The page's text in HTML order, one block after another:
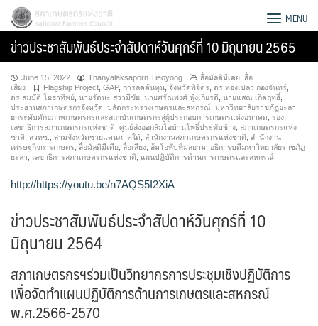
Skip
content
Search
for:
สภาเกษตรกรแห่งชาติ MENU
ข่าวประชาสัมพันธ์ประจำสัปดาห์วันศุกร์ที่ 10 มิถุนายน 2565
June 15, 2022 Thanyalaksaporn Tieoyong สื่อมัลติมีเดย สื่อ
เสียง
Flagship Project GAP, การลดต้นทุน จังหวัดพิจิตร ดร.ทองเปลว กองจันทร์
ดร.สมบัติ โยธาทิพย์ นายรัตนะ สวามีชัย นายศรัณพงศ์ ฟุ้งเกียรติ นายแสณ เกิดฤทธิ์
ประธานสภาเกษตรกรจังหวัด ปลัดกระทรวงเกษตรและสหกรณ์ มหาวิทยาลัยราชภัฏยะลา
ยกระดับศักยภาพเกษตรกรและสถาบันเกษตรกรสู่ผู้ประกอบการเกษตรแห่งอนาคต รอง
เลขาธิการสภาเกษตรกรแห่งชาติ ศูนย์ส่งออกส้มโอบ้านโพธิ์ประทับช้าง สภาเกษตรกรแห่ง
ชาติ
สวทช. สามจังหวัดชายแดนภาคใต้ สำนักงานสภาเกษตรกรแห่งชาติ
สำนักงาน
เศรษฐกิจการเกษตร สื่อมัลติมีเดีย สื่อเสียง ส้มโอทับทิมสยาม
อธิการบดีมหาวิทยาลัยราชภัฏ
ยะลา
เลขาธิการสภาเกษตรกรแห่งชาติ แผนปฏิบัติการด้านการเกษตรและสหกรณ์
http://https://youtu.be/n7AQS5I2XiA
ข่าวประชาสัมพันธ์ประจำสัปดาห์วันศุกร์ที่ 10
มิถุนายน 2564
สภาเกษตรกรฯร่วมเป็นวิทยากรการประชุมเชิงปฏิบัติการ
เพื่อจัดทำแผนปฏิบัติการด้านการเกษตรและสหกรณ์
พ.ศ.2566-2570